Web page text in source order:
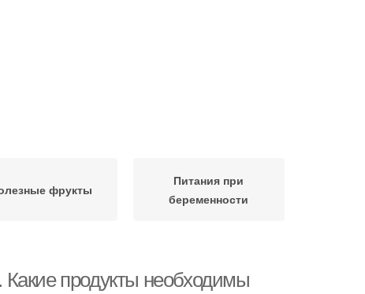
фрукты
Питания при
беременности
продукты необходимы